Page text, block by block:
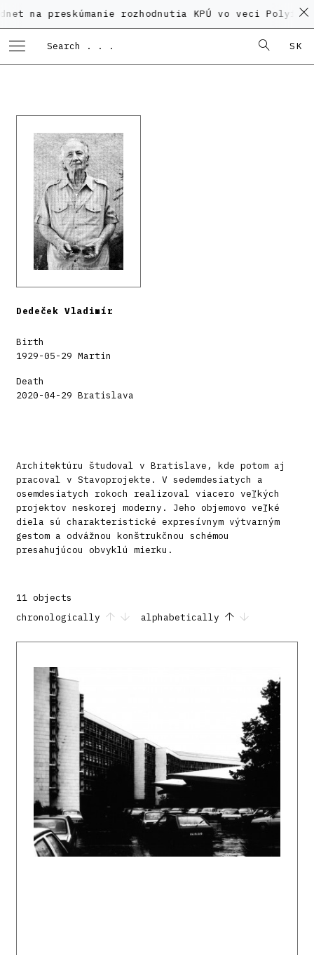
rozhodnutia KPÚ vo veci Polyfunkčného
SK
Dedeček Vladimír
Birth
1929-05-29 Martin
Death
2020-04-29 Bratislava
Architektúru študoval v Bratislave, kde potom aj
pracoval v Stavoprojekte. V sedemdesiatych a
osemdesiatych rokoch realizoval viacero veľkých
projektov neskorej moderny. Jeho objemovo veľké
diela sú charakteristické expresívnym výtvarným
gestom a odvážnou konštrukčnou schémou
presahujúcou obvyklú mierku.
11 objects
chronologically
alphabetically